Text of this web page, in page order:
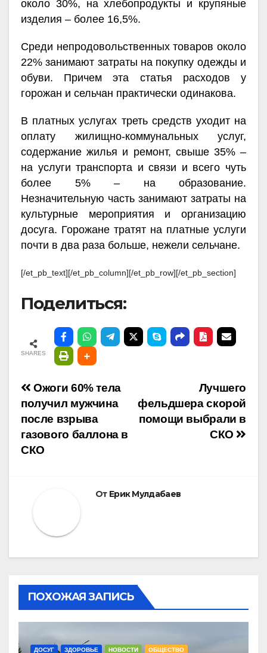
около 30%, на хлебопродукты и крупяные
изделия – более 16,5%.
Среди непродовольственных товаров около
22% занимают затраты на покупку одежды и
обуви. Причем эта статья расходов у
горожан и сельчан практически одинакова.
В платных услугах треть средств уходит на
оплату жилищно-коммунальных услуг,
содержание жилья и ремонт, свыше 35% –
на услуги транспорта и связи и всего чуть
более 5% – на образование.
Незначительную часть занимают затраты на
культурные мероприятия и организацию
досуга. Горожане тратят на платные услуги
почти в два раза больше, нежели сельчане.
[/et_pb_text][/et_pb_column][/et_pb_row][/et_pb_section]
Поделиться:
SHARES
Навигация
по
записям
Лучшего
фельдшера скорой
помощи выбрали в
СКО
Ожоги 60% тела
получил мужчина
после взрыва
газового баллона в
СКО
От Ерик Мулдабаев
ПОХОЖАЯ ЗАПИСЬ
ДОСУГ ЗДОРОВЬЕ НОВОСТИ ОБЩЕСТВО